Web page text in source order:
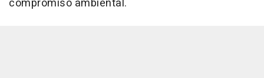
compromiso ambiental.